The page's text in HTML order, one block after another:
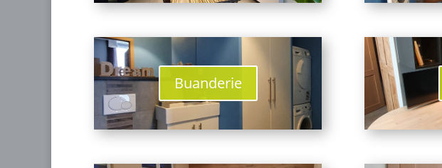
Buanderie